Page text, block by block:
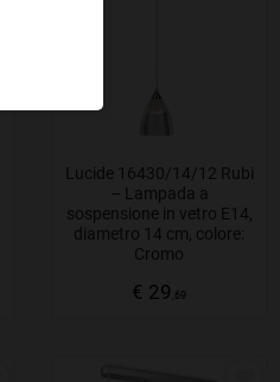
Lucide 16430/14/12 Rubi
– Lampada a
sospensione in vetro E14,
diametro 14 cm, colore:
Cromo
€ 29 ,69